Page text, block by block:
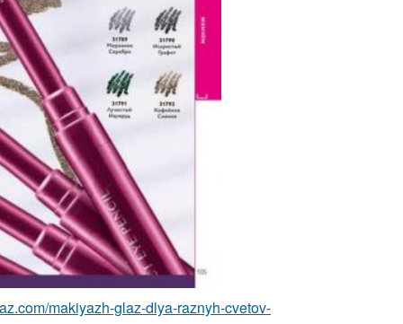
makiyazh-glaz-dlya-raznyh-cvetov-